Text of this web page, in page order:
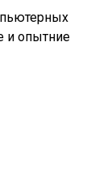
и опытние